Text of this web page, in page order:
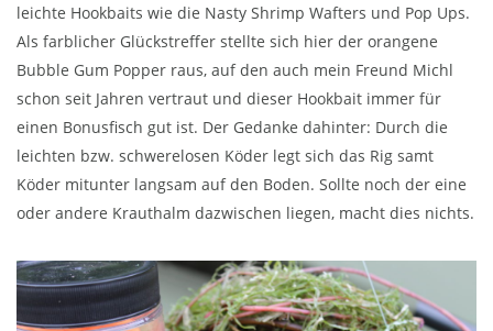
leichte Hookbaits wie die Nasty Shrimp Wafters und Pop Ups.
Als farblicher Glückstreffer stellte sich hier der orangene
Bubble Gum Popper raus, auf den auch mein Freund Michl
schon seit Jahren vertraut und dieser Hookbait immer für
einen Bonusfisch gut ist. Der Gedanke dahinter: Durch die
leichten bzw. schwerelosen Köder legt sich das Rig samt
Köder mitunter langsam auf den Boden. Sollte noch der eine
oder andere Krauthalm dazwischen liegen, macht dies nichts.